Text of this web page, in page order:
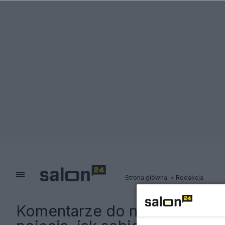
Strona główna Redakcja
Komentarze do notki: